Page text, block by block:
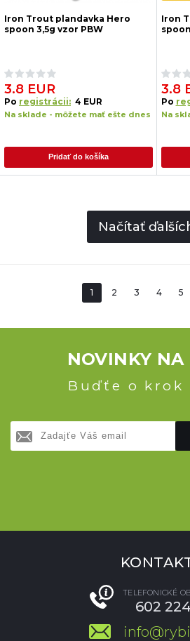
Iron Trout plandavka Hero
spoon 3,5g vzor PBW
3.8 EUR
Po registrácii: 4 EUR
Na sklade - môžete mať ešte dnes
Pridať do košíka
Iron
3.8
Po
Na
Načítať
1 2 3 4 5
NOVINKY NA
Buďťe o krok
TELEFONICKÉ
602